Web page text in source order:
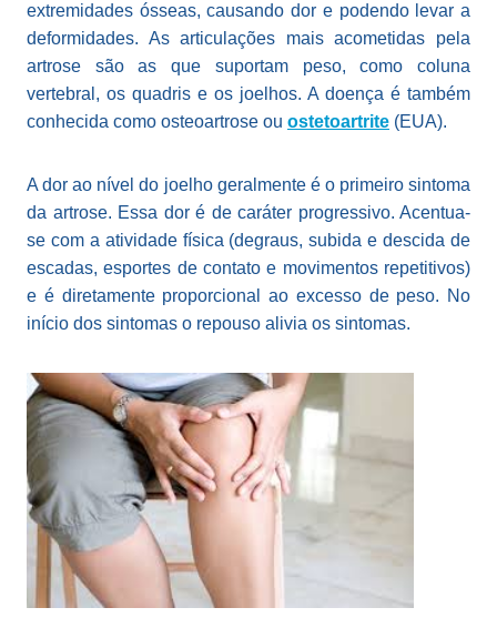
extremidades ósseas, causando dor e podendo levar a
deformidades. As articulações mais acometidas pela
artrose são as que suportam peso, como coluna
vertebral, os quadris e os joelhos. A doença é também
conhecida como osteoartrose ou ostetoartrite (EUA).
A dor ao nível do joelho geralmente é o primeiro sintoma
da artrose. Essa dor é de caráter progressivo. Acentua-
se com a atividade física (degraus, subida e descida de
escadas, esportes de contato e movimentos repetitivos)
e é diretamente proporcional ao excesso de peso. No
início dos sintomas o repouso alivia os sintomas.